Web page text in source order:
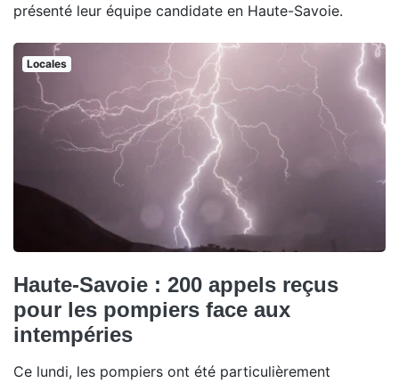
présenté leur équipe candidate en Haute-Savoie.
Locales
Haute-Savoie : 200 appels reçus
pour les pompiers face aux
intempéries
Ce lundi, les pompiers ont été particulièrement